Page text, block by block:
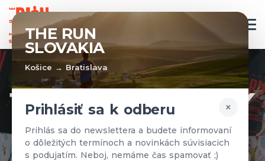
THE RUN
SLOVAKIA
Košice → Bratislava
×
Prihlásiť sa k odberu
Prihlás sa do newslettera a budete informovaní
o dôležitých termínoch a novinkách súvisiacich
s podujatím. Neboj, nemáme čas spamovať ;)
TÍMY A VÝSLEDKY
Prihlásené tímy a výsledky z
predchádzajúcich rokov.